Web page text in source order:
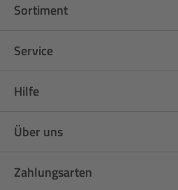
Sortiment
Service
Hilfe
Über uns
Zahlungsarten